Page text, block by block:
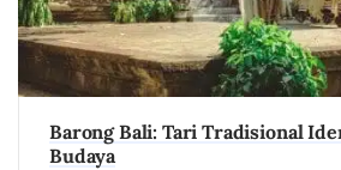
Barong Bali: Tari Tradisional
Budaya